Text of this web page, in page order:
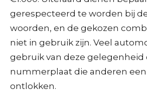
gerespecteerd te worden bij
woorden, en de gekozen
niet in gebruik zijn. Veel
gebruik van deze gelegenheid
nummerplaat die anderen
ontlokken.